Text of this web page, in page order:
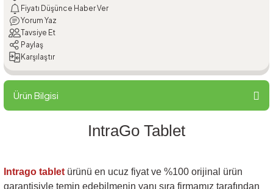
Fiyatı Düşünce Haber Ver
Yorum Yaz
Tavsiye Et
Paylaş
Karşılaştır
Ürün Bilgisi
IntraGo Tablet
Intrago tablet ürünü en ucuz fiyat ve %100 orijinal ürün
garantisiyle temin edebilmenin yanı sıra firmamız tarafından